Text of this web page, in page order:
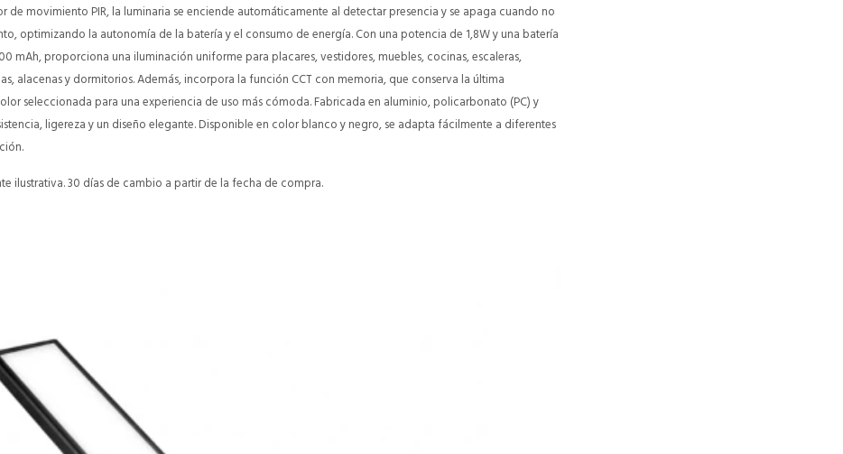
de movimiento PIR, la luminaria se enciende automáticamente al detectar presencia y se apaga cuando no
optimizando la autonomía de la batería y el consumo de energía. Con una potencia de 1,8W y una batería
mAh, proporciona una iluminación uniforme para placares, vestidores, muebles, cocinas, escaleras,
alacenas y dormitorios. Además, incorpora la función CCT con memoria, que conserva la última
seleccionada para una experiencia de uso más cómoda. Fabricada en aluminio, policarbonato (PC) y
ligereza y un diseño elegante. Disponible en color blanco y negro, se adapta fácilmente a diferentes
ilustrativa. 30 días de cambio a partir de la fecha de compra.